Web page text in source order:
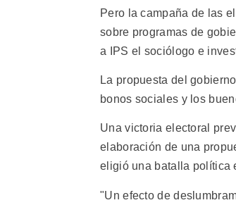
Pero la campaña de las
sobre programas de
a IPS el sociólogo e
La propuesta del
bonos sociales y los
Una victoria electoral
elaboración de una
eligió una batalla política
"Un efecto de